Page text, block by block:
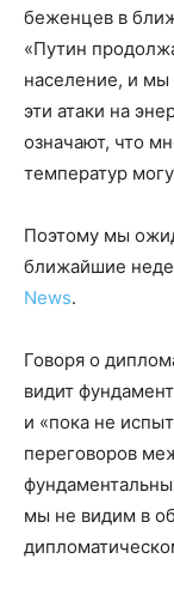
беженцев в
«Путин
население, и мы
эти атаки на
означают, что
температур
Поэтому мы
ближайшие
News.
Говоря о
видит
и «пока не
переговоров
мы не видим в